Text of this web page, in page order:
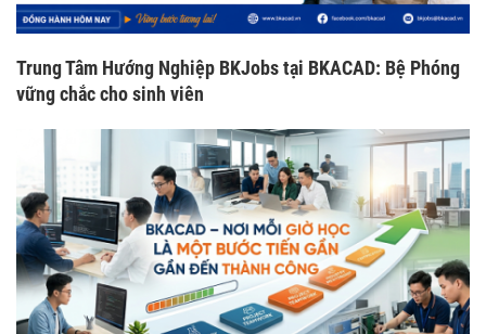
Trung Tâm Hướng Nghiệp BKJobs tại BKACAD: Bệ Phóng
vững chắc cho sinh viên